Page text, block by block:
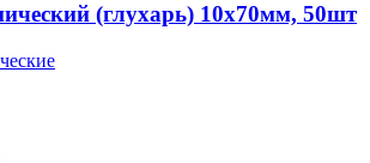
(глухарь) 10х70мм, 50шт